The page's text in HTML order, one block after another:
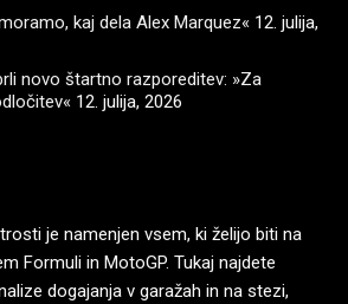
kaj dela Alex Marquez« 12. julija,
novo štartno razporeditev: »Za
12. julija, 2026
je namenjen vsem, ki želijo biti na
Formuli in MotoGP. Tukaj najdete
dogajanja v garažah in na stezi,